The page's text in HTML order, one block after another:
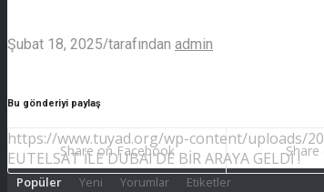
Şubat 18, 2025/tarafından admin
Bu gönderiyi paylaş
Share on Facebook
https://www.tuyad.org/wp-content/uploads/
EUTELSAT İLE DUBAI’DE BİR ARAYA GELDİ !
Popüler Yeni Yorumlar Etiketler